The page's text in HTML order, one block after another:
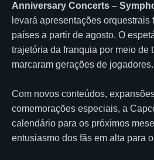
Anniversary Concerts –
levará apresentações
países a partir de agosto. O
trajetória da franquia por meio de
marcaram gerações de jogadores.
Com novos conteúdos,
comemorações especiais, a
calendário para os próximos
entusiasmo dos fãs em alta para